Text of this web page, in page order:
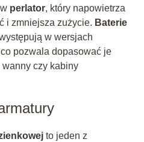
perlator, który napowietrza
i zmniejsza zużycie. Baterie
w wersjach
co pozwala dopasować je
czy kabiny
to jeden z